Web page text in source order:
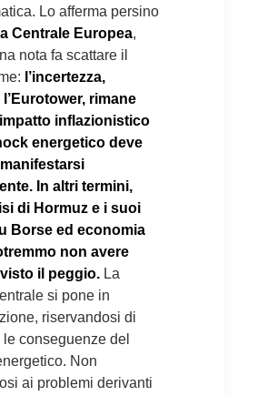
Lo afferma persino
Centrale Europea,
nota fa scattare il
l’incertezza,
rimane
inflazionistico
energetico deve
In altri termini,
di Hormuz e i suoi
Borse ed economia
non avere
il peggio. La
si pone in
riservandosi di
conseguenze del
Non
ai problemi derivanti